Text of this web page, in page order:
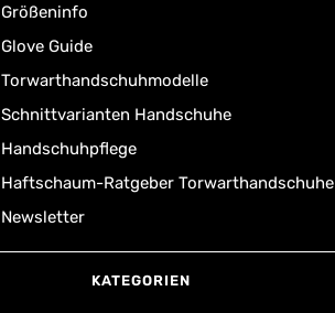
Größeninfo
Glove Guide
Torwarthandschuhmodelle
Schnittvarianten Handschuhe
Handschuhpflege
Haftschaum-Ratgeber Torwarthandschuhe
Newsletter
KATEGORIEN